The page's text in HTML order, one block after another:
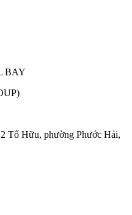
BAY
Tố Hữu, phường Phước Hải,